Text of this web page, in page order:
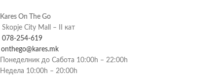
Kares On The Go
Skopje City Mall – II кат
078-254-619
onthego@kares.mk
Понеделник до Сабота 10:00h – 22:00h
Недела 10:00h – 20:00h